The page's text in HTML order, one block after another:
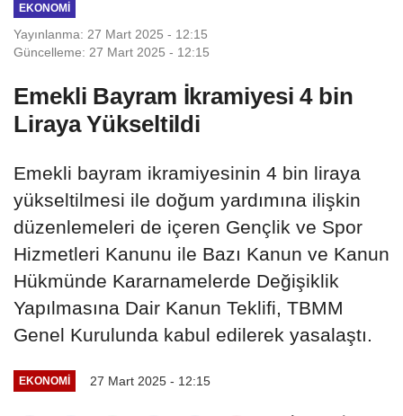
EKONOMI
Yayınlanma: 27 Mart 2025 - 12:15
Güncelleme: 27 Mart 2025 - 12:15
Emekli Bayram İkramiyesi 4 bin
Liraya Yükseltildi
Emekli bayram ikramiyesinin 4 bin liraya
yükseltilmesi ile doğum yardımına ilişkin
düzenlemeleri de içeren Gençlik ve Spor
Hizmetleri Kanunu ile Bazı Kanun ve Kanun
Hükmünde Kararnamelerde Değişiklik
Yapılmasına Dair Kanun Teklifi, TBMM
Genel Kurulunda kabul edilerek yasalaştı.
EKONOMI 27 Mart 2025 - 12:15